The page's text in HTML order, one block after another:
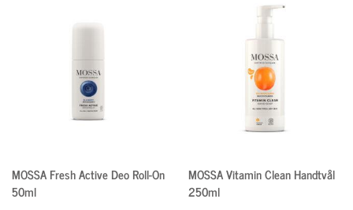
MOSSA Fresh Active Deo Roll-On
50ml
MOSSA Vitamin Clean Handtvål
250ml